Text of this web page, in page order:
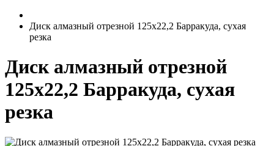
Диск алмазный отрезной 125х22,2 Барракуда, сухая
резка
Диск алмазный отрезной
125х22,2 Барракуда, сухая
резка